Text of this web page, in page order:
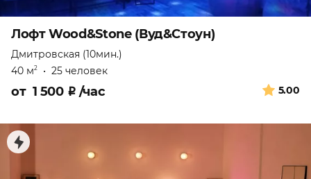
Лофт Wood&Stone (Вуд&Стоун)
Дмитровская (10мин.)
40 м2 • 25 человек
5.00
от 1 500 ₽ /час